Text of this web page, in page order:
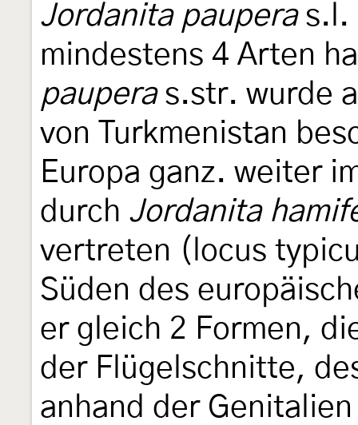
Jordanita pauperas.l.
mindestens 4 Arten
pauperas.str. wurde
von Turkmenistan
Europa ganz. weiter
durch Jordanita
vertreten (locus
Süden des
er gleich 2 Formen,
der Flügelschnitte,
anhand der